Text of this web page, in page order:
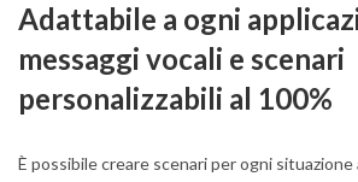
Adattabile a ogni
messaggi vocali e scenari
personalizzabili al 100%
È possibile creare scenari per ogni